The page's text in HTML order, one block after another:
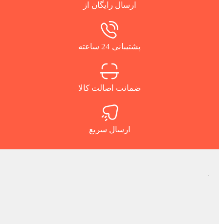
ارسال رایگان از
پشتیبانی 24 ساعته
ضمانت اصالت کالا
ارسال سریع
.